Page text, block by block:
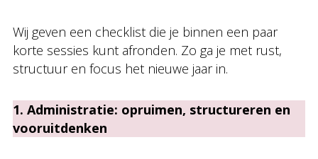
Wij geven een checklist die je binnen een paar
korte sessies kunt afronden. Zo ga je met rust,
structuur en focus het nieuwe jaar in.
1. Administratie: opruimen, structureren en
vooruitdenken